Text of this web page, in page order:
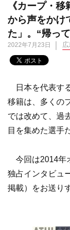
《カープ・
から声をかけ
た」。“帰っ
2022年7月23日
日本を代表す
移籍は、多くの
では改めて、過
目を集めた選手
今回は2014年
独占インタビュ
掲載）をお送り